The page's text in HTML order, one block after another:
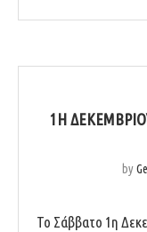
1Η
by
Το Σάββατο 1η